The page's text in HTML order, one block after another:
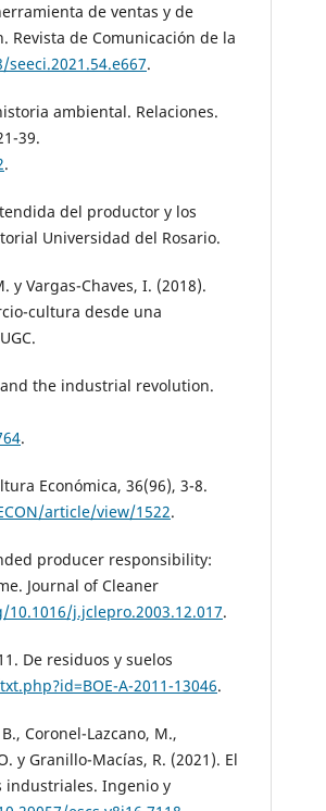
de ventas y de
Revista de Comunicación de la
.
ambiental. Relaciones.
39.
.
del productor y los
Universidad del Rosario.
y Vargas-Chaves, I. (2018).
cultura desde una
and the industrial revolution.
.
Económica, 36(96), 3-8.
article/view/1522.
producer responsibility:
Journal of Cleaner
j.jclepro.2003.12.017.
De residuos y suelos
A-2011-13046.
Coronel-Lazcano, M.,
y Granillo-Macías, R. (2021). El
industriales. Ingenio y